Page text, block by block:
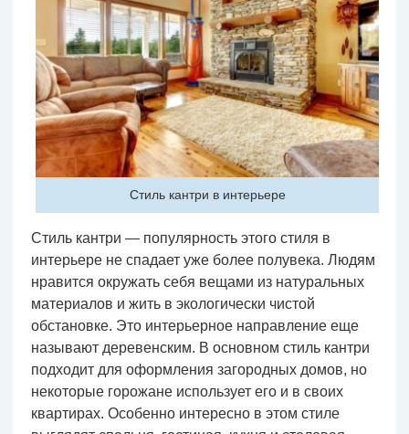
Стиль кантри в интерьере
Стиль кантри — популярность этого стиля в
интерьере не спадает уже более полувека. Людям
нравится окружать себя вещами из натуральных
материалов и жить в экологически чистой
обстановке. Это интерьерное направление еще
называют деревенским. В основном стиль кантри
подходит для оформления загородных домов, но
некоторые горожане использует его и в своих
квартирах. Особенно интересно в этом стиле